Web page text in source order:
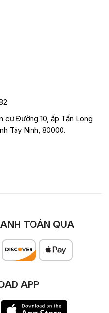
cư Đường 10, ấp Tấn Long
Tây Ninh, 80000.
TOÁN QUA
APP